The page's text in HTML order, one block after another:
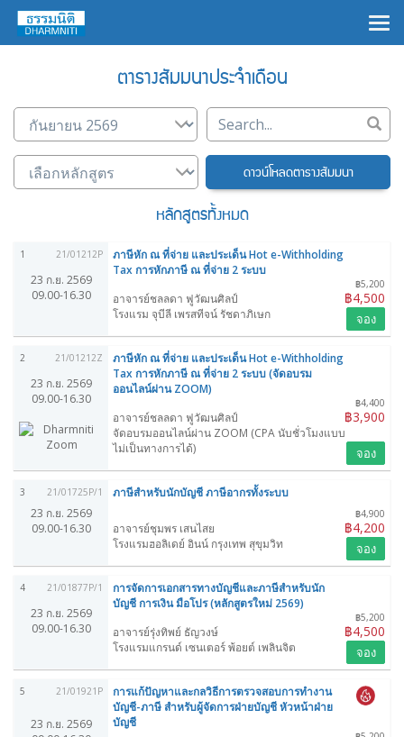
ตารางสัมมนาประจำเดือน
ดาวน์โหลดตารางสัมมนา
หลักสูตรทั้งหมด
1 21/01212P
23 ก.ย. 2569
09.00-16.30
ภาษีหัก ณ ที่จ่าย และประเด็น Hot e-Withholding
Tax การหักภาษี ณ ที่จ่าย 2 ระบบ
฿5,200
฿4,500
อาจารย์ชลลดา ฟูวัฒนศิลป์
โรงแรม จุบีลี เพรสทีจน์ รัชดาภิเษก
จอง
2 21/01212Z
23 ก.ย. 2569
09.00-16.30
ภาษีหัก ณ ที่จ่าย และประเด็น Hot e-Withholding
Tax การหักภาษี ณ ที่จ่าย 2 ระบบ (จัดอบรม
ออนไลน์ผ่าน ZOOM)
฿4,400
฿3,900
อาจารย์ชลลดา ฟูวัฒนศิลป์
จัดอบรมออนไลน์ผ่าน ZOOM (CPA นับชั่วโมงแบบ
ไม่เป็นทางการได้)
จอง
3 21/01725P/1
23 ก.ย. 2569
09.00-16.30
ภาษีสำหรับนักบัญชี ภาษีอากรทั้งระบบ
฿4,900
฿4,200
อาจารย์ชุมพร เสนไสย
โรงแรมฮอลิเดย์ อินน์ กรุงเทพ สุขุมวิท
จอง
4 21/01877P/1
23 ก.ย. 2569
09.00-16.30
การจัดการเอกสารทางบัญชีและภาษีสำหรับนัก
บัญชี การเงิน มือโปร (หลักสูตรใหม่ 2569)
฿5,200
฿4,500
อาจารย์รุ่งทิพย์ ธัญวงษ์
โรงแรมแกรนด์ เซนเตอร์ พ้อยต์ เพลินจิต
จอง
5 21/01921P
23 ก.ย. 2569
การแก้ปัญหาและกลวิธีการตรวจสอบการทำงาน
บัญชี-ภาษี สำหรับผู้จัดการฝ่ายบัญชี หัวหน้าฝ่าย
บัญชี
×